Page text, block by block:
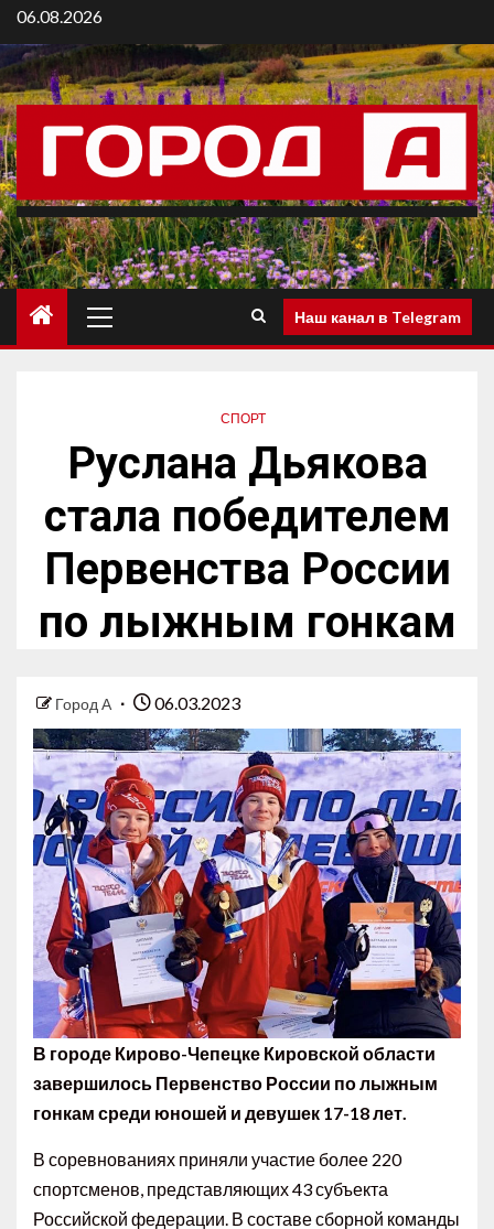
06.08.2026
Наш канал в Telegram
СПОРТ
Руслана Дьякова
стала победителем
Первенства России
по лыжным гонкам
Город А 06.03.2023
В городе Кирово-Чепецке Кировской области
завершилось Первенство России по лыжным
гонкам среди юношей и девушек 17-18 лет.
В соревнованиях приняли участие более 220
спортсменов, представляющих 43 субъекта
Российской федерации. В составе сборной команды